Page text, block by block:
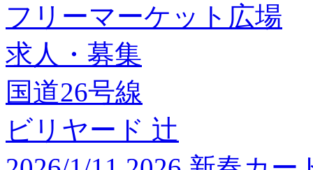
フリーマーケット広場
求人・募集
国道26号線
ビリヤード 辻